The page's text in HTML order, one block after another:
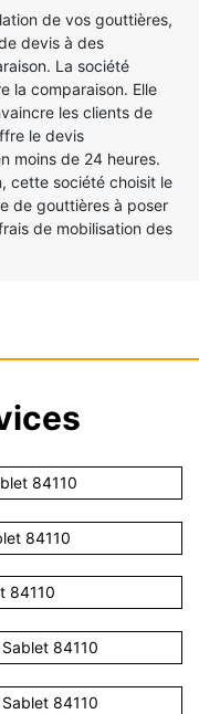
de vos gouttières,
devis à des
La société
la comparaison. Elle
les clients de
le devis
moins de 24 heures.
cette société choisit le
de gouttières à poser
de mobilisation des
84110
84110
84110
84110
84110